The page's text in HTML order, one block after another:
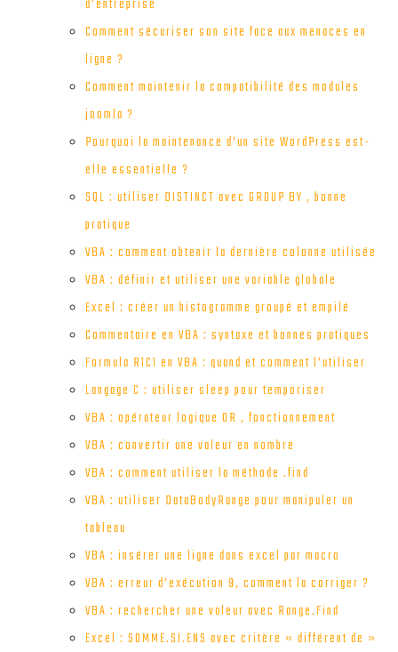
Comment sécuriser son site face aux menaces en
ligne ?
Comment maintenir la compatibilité des modules
joomla ?
Pourquoi la maintenance d’un site WordPress est-
elle essentielle ?
SQL : utiliser DISTINCT avec GROUP BY , bonne
pratique
VBA : comment obtenir la dernière colonne utilisée
VBA : définir et utiliser une variable globale
Excel : créer un histogramme groupé et empilé
Commentaire en VBA : syntaxe et bonnes pratiques
Formula R1C1 en VBA : quand et comment l’utiliser
Langage C : utiliser sleep pour temporiser
VBA : opérateur logique OR , fonctionnement
VBA : convertir une valeur en nombre
VBA : comment utiliser la méthode .find
VBA : utiliser DataBodyRange pour manipuler un
tableau
VBA : insérer une ligne dans excel par macro
VBA : erreur d’exécution 9, comment la corriger ?
VBA : rechercher une valeur avec Range.Find
Excel : SOMME.SI.ENS avec critère « différent de »